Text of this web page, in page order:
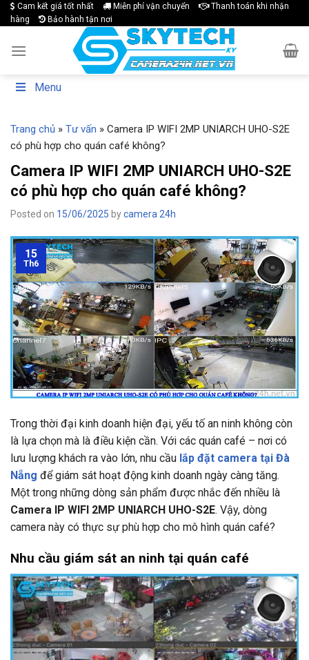
Skip
to
Cam kết giá tốt nhất Miễn phí vận chuyển
Thanh toán khi nhận
hàng
Bảo hành tận nơi
Menu
Trang chủ » Tư vấn » Camera IP WIFI 2MP UNIARCH UHO-S2E
có phù hợp cho quán café không?
Camera IP WIFI 2MP UNIARCH UHO-S2E
có phù hợp cho quán café không?
Posted on 15/06/2025 bycamera 24h
15
Th6
Trong thời đại kinh doanh hiện đại, yếu tố an ninh không còn
là lựa chọn mà là điều kiện cần. Với các quán café – nơi có
lưu lượng khách ra vào lớn, nhu cầu lắp đặt camera tại Đà
Nẵng để giám sát hoạt động kinh doanh ngày càng tăng.
Một trong những dòng sản phẩm được nhắc đến nhiều là
Camera IP WIFI 2MP UNIARCH UHO-S2E. Vậy, dòng
camera này có thực sự phù hợp cho mô hình quán café?
Nhu cầu giám sát an ninh tại quán café